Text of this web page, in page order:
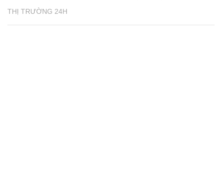
THỊ TRƯỜNG 24H